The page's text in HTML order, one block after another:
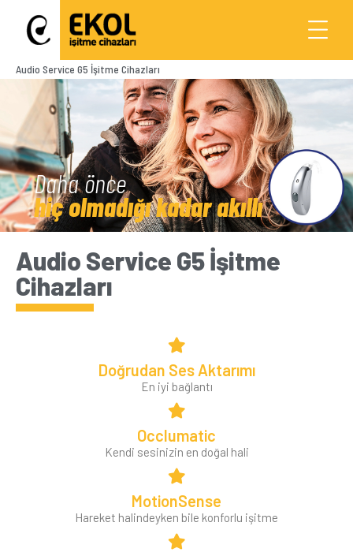
Audio Service G5 İşitme Cihazları
hiç olmadığı kadar akıllı
Daha önce
Audio Service G5 İşitme
Cihazları
Doğrudan Ses Aktarımı
En iyi bağlantı
Occlumatic
Kendi sesinizin en doğal hali
MotionSense
Hareket halindeyken bile konforlu işitme